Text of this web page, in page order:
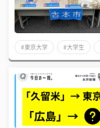
#東京大学 #大学生